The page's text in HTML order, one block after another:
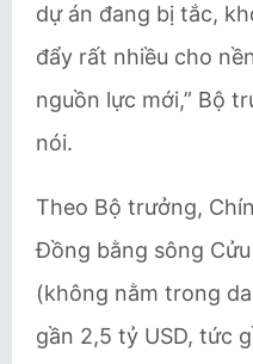
dự án đang bị tắc,
đẩy rất nhiều cho
nguồn lực mới,” Bộ
nói.
Theo Bộ trưởng,
Đồng bằng sông
(không nằm trong
gần 2,5 tỷ USD, tức